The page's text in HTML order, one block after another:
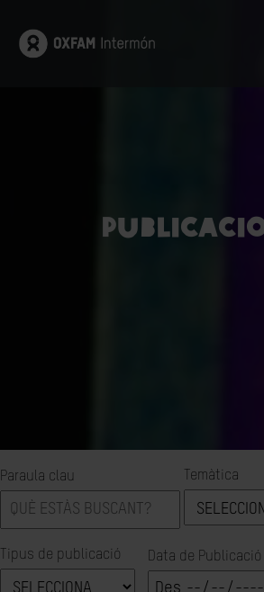
Paraula clau Temàtica
Tipus de publicació Data de Publicació